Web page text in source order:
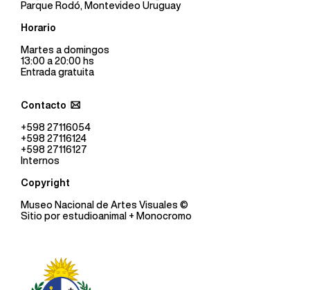
Parque Rodó, Montevideo Uruguay
Horario
Martes a domingos
13:00 a 20:00 hs
Entrada gratuita
Contacto
+598 27116054
+598 27116124
+598 27116127
Internos
Copyright
Museo Nacional de Artes Visuales ©
Sitio por estudioanimal + Monocromo